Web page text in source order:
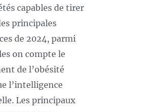
capables de tirer
principales
de 2024, parmi
on compte le
de l’obésité
l’intelligence
Les principaux